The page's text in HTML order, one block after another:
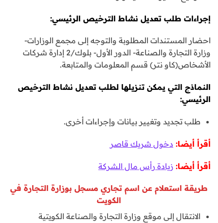
إجراءات طلب تعديل نشاط الترخيص الرئيسي:
احضار المستندات المطلوبة والتوجه إلى مجمع الوزارات-
وزارة التجارة والصناعة- الدور الأول- بلوك/2 إدارة شركات
الأشخاص(كاو نتر) قسم المعلومات والمتابعة.
النماذج التي يمكن تنزيلها لطلب تعديل نشاط الترخيص
الرئيسي:
طلب تجديد وتغيير بيانات وإجراءات أخرى.
أقرأ أيضا: دخول شريك قاصر
أقرأ أيضا: زيادة رأس مال الشركة
طريقة استعلام عن اسم تجاري مسجل بوزارة التجارة في
الكويت
الانتقال إلى موقع وزارة التجارة والصناعة الكويتية